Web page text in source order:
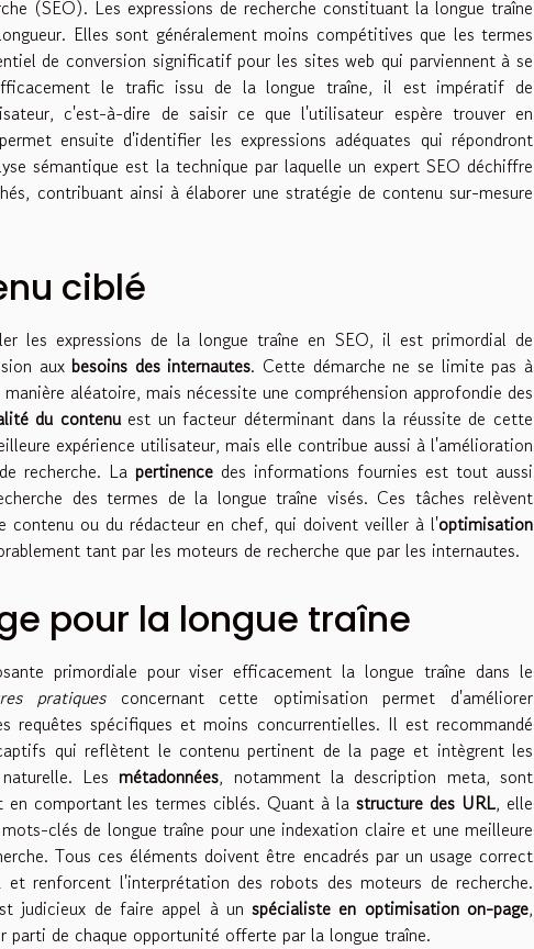
(SEO). Les expressions de recherche constituant la longue traîne
Elles sont généralement moins compétitives que les termes
de conversion significatif pour les sites web qui parviennent à se
le trafic issu de la longue traîne, il est impératif de
c'est-à-dire de saisir ce que l'utilisateur espère trouver en
ensuite d'identifier les expressions adéquates qui répondront
sémantique est la technique par laquelle un expert SEO déchiffre
contribuant ainsi à élaborer une stratégie de contenu sur-mesure
ciblé
les expressions de la longue traîne en SEO, il est primordial de
auxbesoins des internautes. Cette démarche ne se limite pas à
aléatoire, mais nécessite une compréhension approfondie des
du contenuest un facteur déterminant dans la réussite de cette
expérience utilisateur, mais elle contribue aussi à l'amélioration
recherche. La pertinence des informations fournies est tout aussi
des termes de la longue traîne visés. Ces tâches relèvent
contenu ou du rédacteur en chef, qui doivent veiller à l'optimisation
tant par les moteurs de recherche que par les internautes.
pour la longue traîne
primordiale pour viser efficacement la longue traîne dans le
pratiquesconcernant cette optimisation permet d'améliorer
requêtes spécifiques et moins concurrentielles. Il est recommandé
qui reflètent le contenu pertinent de la page et intègrent les
naturelle. Lesmétadonnées, notamment la description meta, sont
comportant les termes ciblés. Quant à lastructure des URL, elle
clés de longue traîne pour une indexation claire et une meilleure
Tous ces éléments doivent être encadrés par un usage correct
renforcent l'interprétation des robots des moteurs de recherche.
judicieux de faire appel à unspécialiste en optimisation on-page,
de chaque opportunité offerte par la longue traîne.